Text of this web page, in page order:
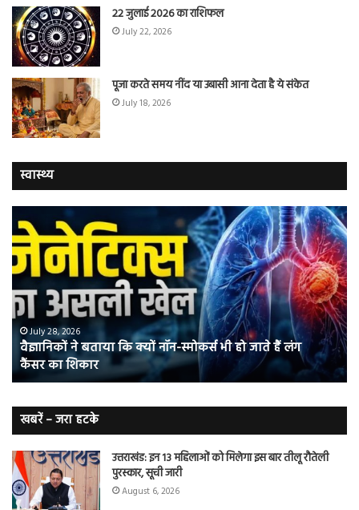
22 जुलाई 2026 का राशिफल
July 22, 2026
पूजा करते समय नींद या उबासी आना देता है ये संकेत
July 18, 2026
स्वास्थ्य
भी हो जाते हैं लंग
करने
वालों
में
तंबाकू
छोड़ने
की
संभावना
50%
तक
बढ़ी
July 27, 2026
योग करने वालों में तंबाकू छोड़ने की
खबरें – जरा हटके
उत्तराखंड: इन 13 महिलाओं को मिलेगा इस बार तीलू रौतेली
पुरस्कार, सूची जारी
August 6, 2026